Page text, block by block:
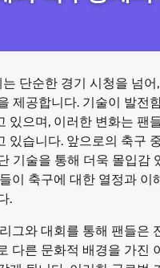
단순한 경기 시청을 넘
제공합니다. 기술이 발전
있으며, 이러한 변화는 팬
있습니다. 앞으로의 축구
기술을 통해 더욱 몰입감
이 축구에 대한 열정과 이
.
그와 대회를 통해 팬들은
다른 문화적 배경을 가진